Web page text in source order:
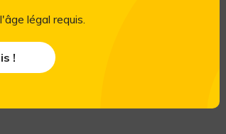
légal requis.
!